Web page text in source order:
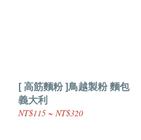
[ 高筋麵粉 ]鳥越製粉 麵包
義大利
NT$115 ~ NT$320